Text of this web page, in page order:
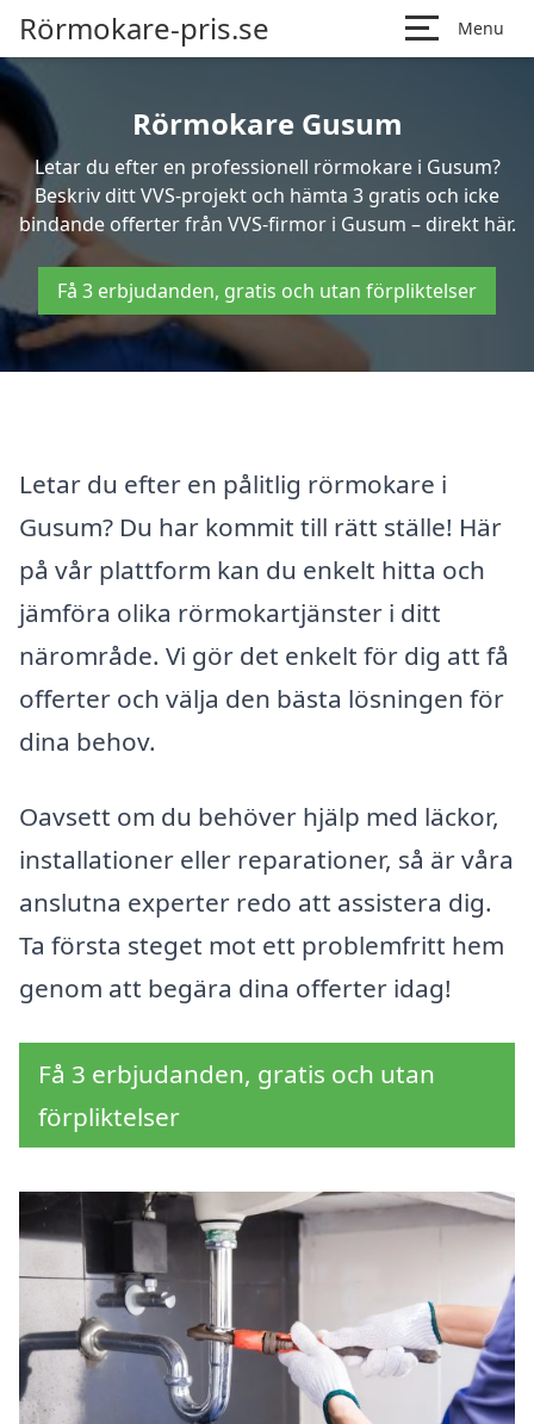
Rörmokare-pris.se Menu
Rörmokare Gusum
Letar du efter en professionell rörmokare i Gusum?
Beskriv ditt VVS-projekt och hämta 3 gratis och icke
bindande offerter från VVS-firmor i Gusum – direkt här.
Få 3 erbjudanden, gratis och utan förpliktelser
Letar du efter en pålitlig rörmokare i
Gusum? Du har kommit till rätt ställe! Här
på vår plattform kan du enkelt hitta och
jämföra olika rörmokartjänster i ditt
närområde. Vi gör det enkelt för dig att få
offerter och välja den bästa lösningen för
dina behov.
Oavsett om du behöver hjälp med läckor,
installationer eller reparationer, så är våra
anslutna experter redo att assistera dig.
Ta första steget mot ett problemfritt hem
genom att begära dina offerter idag!
Få 3 erbjudanden, gratis och utan
förpliktelser